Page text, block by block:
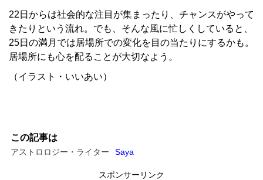
22日からは社会的な注目が集まったり、チャンスがやって
きたりという流れ。でも、そんな風に忙しくしていると、
25日の満月では居場所での変化を目の当たりにするかも。
居場所にも心を配ることが大切なよう。
（イラスト・いいあい）
この記事は
アストロロジー・ライター Saya
スポンサーリンク